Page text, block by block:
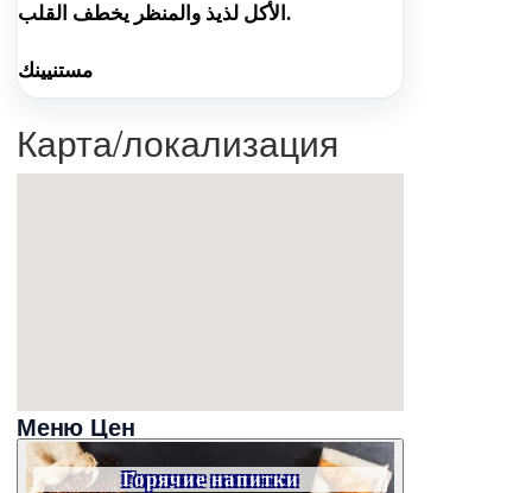
الأكل لذيذ والمنظر يخطف القلب.
مستنيينك
Карта/локализация
Меню Цен
Горячие напитки